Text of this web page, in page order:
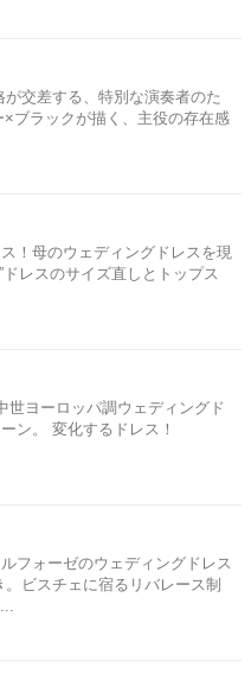
交差する、特別な演奏者のた
ラックが描く、主役の存在感
！母のウェディングドレスを現
レスのサイズ直しとトップス
世ヨーロッパ調ウェディングド
ン。 変化するドレス！
フォーゼのウェディングドレス
ビスチェに宿るリバレース制